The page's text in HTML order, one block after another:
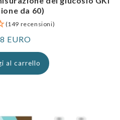
da 60)
(149 recensioni)
EURO
al carrello